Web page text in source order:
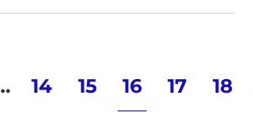
14 15 16 17 18